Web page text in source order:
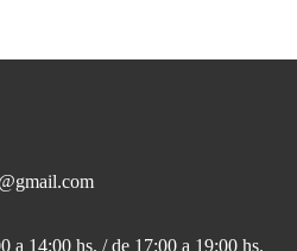
a 14:00 hs. / de 17:00 a 19:00 hs.